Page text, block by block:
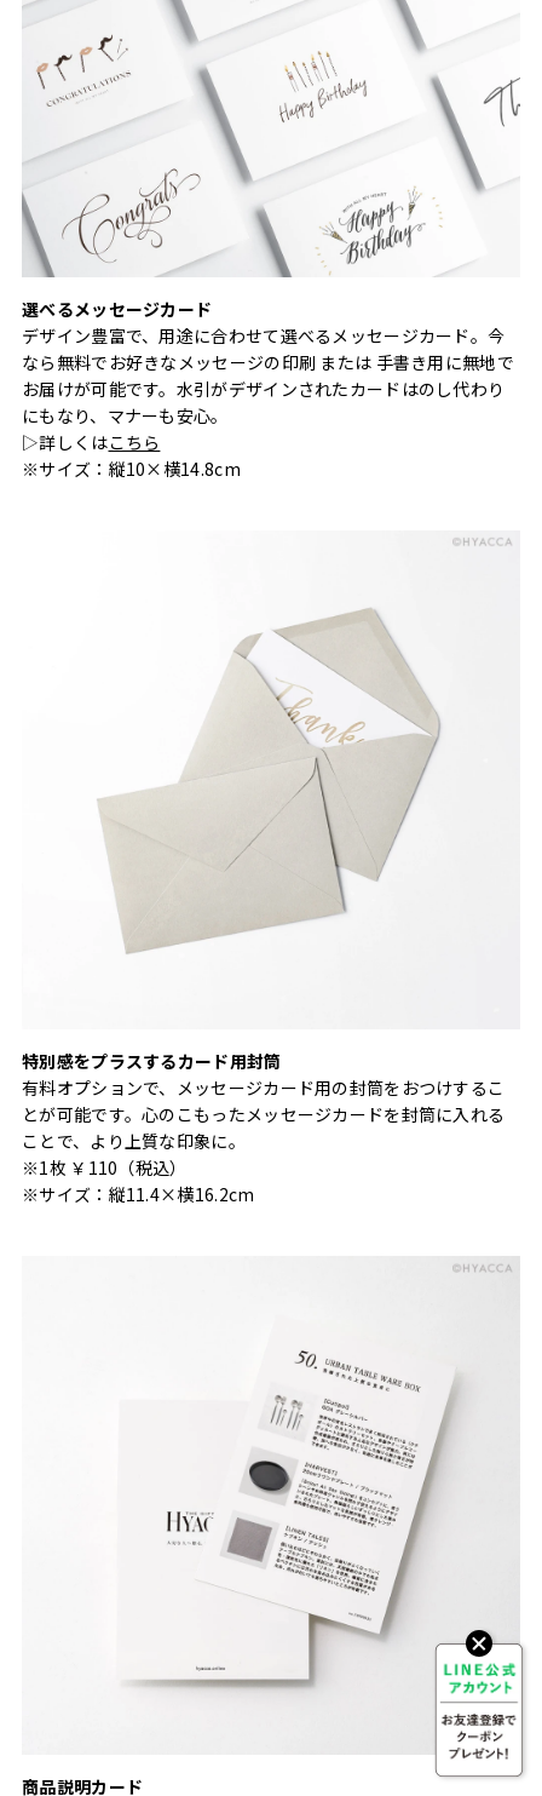
選べるメッセージカード
デザイン豊富で、用途に合わせて選べるメッセージカード。今
なら無料でお好きなメッセージの印刷 または 手書き用に無地で
お届けが可能です。水引がデザインされたカードはのし代わり
にもなり、マナーも安心。
▷詳しくはこちら
※サイズ：縦10×横14.8cm
特別感をプラスするカード用封筒
有料オプションで、メッセージカード用の封筒をおつけするこ
とが可能です。心のこもったメッセージカードを封筒に入れる
ことで、より上質な印象に。
※1枚 ￥110（税込）
※サイズ：縦11.4×横16.2cm
商品説明カード